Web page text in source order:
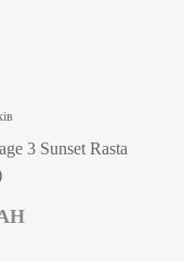
3 Sunset Rasta